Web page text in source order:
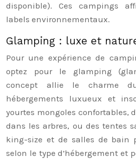
disponible). Ces campings
labels environnementaux.
Glamping : luxe et
Pour une expérience de
optez pour le glamping
concept allie le charme
hébergements luxueux et
yourtes mongoles confortables,
dans les arbres, ou des tentes
king-size et de salles de bain
selon le type d’hébergement et